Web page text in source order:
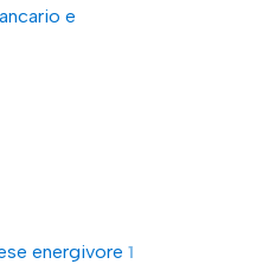
e
energivore 1